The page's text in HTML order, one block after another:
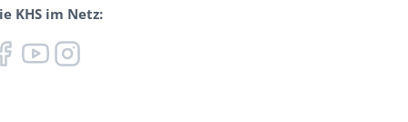
KHS im Netz: